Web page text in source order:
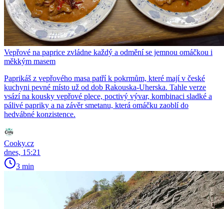
Vepřové na paprice zvládne každý a odmění se jemnou omáčkou i
měkkým masem
Paprikáš z vepřového masa patří k pokrmům, které mají v české
kuchyni pevné místo už od dob Rakouska-Uherska. Tahle verze
vsází na kousky vepřové plece, poctivý vývar, kombinaci sladké a
pálivé papriky a na závěr smetanu, která omáčku zaoblí do
hedvábné konzistence.
Cooky.cz
dnes, 15:21
3 min